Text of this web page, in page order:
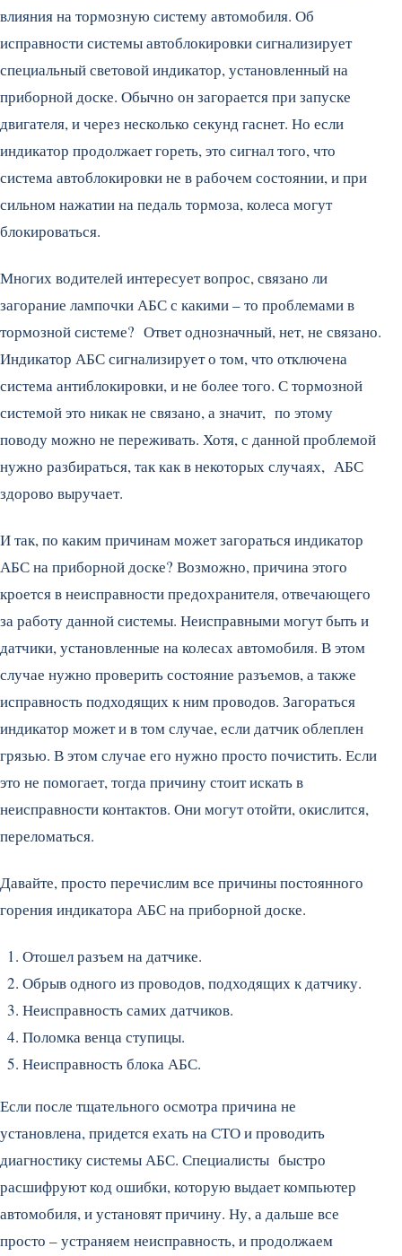
влияния на тормозную систему автомобиля. Об
исправности системы автоблокировки сигнализирует
специальный световой индикатор, установленный на
приборной доске. Обычно он загорается при запуске
двигателя, и через несколько секунд гаснет. Но если
индикатор продолжает гореть, это сигнал того, что
система автоблокировки не в рабочем состоянии, и при
сильном нажатии на педаль тормоза, колеса могут
блокироваться.
Многих водителей интересует вопрос, связано ли
загорание лампочки АБС с какими – то проблемами в
тормозной системе? Ответ однозначный, нет, не связано.
Индикатор АБС сигнализирует о том, что отключена
система антиблокировки, и не более того. С тормозной
системой это никак не связано, а значит, по этому
поводу можно не переживать. Хотя, с данной проблемой
нужно разбираться, так как в некоторых случаях, АБС
здорово выручает.
И так, по каким причинам может загораться индикатор
АБС на приборной доске? Возможно, причина этого
кроется в неисправности предохранителя, отвечающего
за работу данной системы. Неисправными могут быть и
датчики, установленные на колесах автомобиля. В этом
случае нужно проверить состояние разъемов, а также
исправность подходящих к ним проводов. Загораться
индикатор может и в том случае, если датчик облеплен
грязью. В этом случае его нужно просто почистить. Если
это не помогает, тогда причину стоит искать в
неисправности контактов. Они могут отойти, окислится,
переломаться.
Давайте, просто перечислим все причины постоянного
горения индикатора АБС на приборной доске.
Отошел разъем на датчике.
Обрыв одного из проводов, подходящих к датчику.
Неисправность самих датчиков.
Поломка венца ступицы.
Неисправность блока АБС.
Если после тщательного осмотра причина не
установлена, придется ехать на СТО и проводить
диагностику системы АБС. Специалисты быстро
расшифруют код ошибки, которую выдает компьютер
автомобиля, и установят причину. Ну, а дальше все
просто – устраняем неисправность, и продолжаем